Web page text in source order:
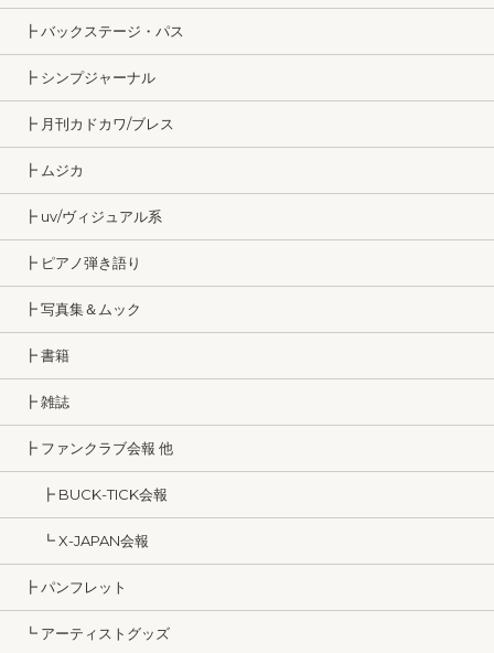
┣ バックステージ・パス
┣ シンプジャーナル
┣ 月刊カドカワ/ブレス
┣ ムジカ
┣ uv/ヴィジュアル系
┣ ピアノ弾き語り
┣ 写真集＆ムック
┣ 書籍
┣ 雑誌
┣ ファンクラブ会報 他
┣ BUCK-TICK会報
┗ X-JAPAN会報
┣ パンフレット
┗ アーティストグッズ